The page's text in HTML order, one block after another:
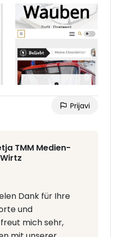
kompetente Fachfrau.
Marketing Elke
Prijavi
TMM Medien-
Dank für Ihre
und
mich sehr,